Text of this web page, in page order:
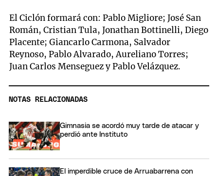
El Ciclón formará con: Pablo Migliore; José San
Román, Cristian Tula, Jonathan Bottinelli, Diego
Placente; Giancarlo Carmona, Salvador
Reynoso, Pablo Alvarado, Aureliano Torres;
Juan Carlos Menseguez y Pablo Velázquez.
NOTAS RELACIONADAS
Gimnasia se acordó muy tarde de atacar y
perdió ante Instituto
El imperdible cruce de Arruabarrena con